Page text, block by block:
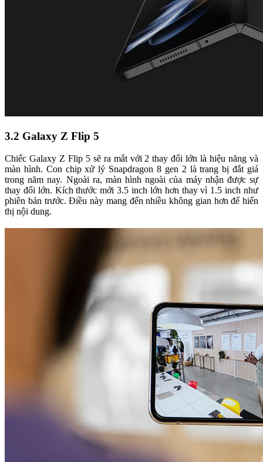
3.2 Galaxy Z Flip 5
Chiếc Galaxy Z Flip 5 sẽ ra mắt với 2 thay đổi lớn là hiệu năng và
màn hình. Con chip xử lý Snapdragon 8 gen 2 là trang bị đắt giá
trong năm nay. Ngoài ra, màn hình ngoài của máy nhận được sự
thay đổi lớn. Kích thước mới 3.5 inch lớn hơn thay vì 1.5 inch như
phiên bản trước. Điều này mang đến nhiều không gian hơn để hiển
thị nội dung.